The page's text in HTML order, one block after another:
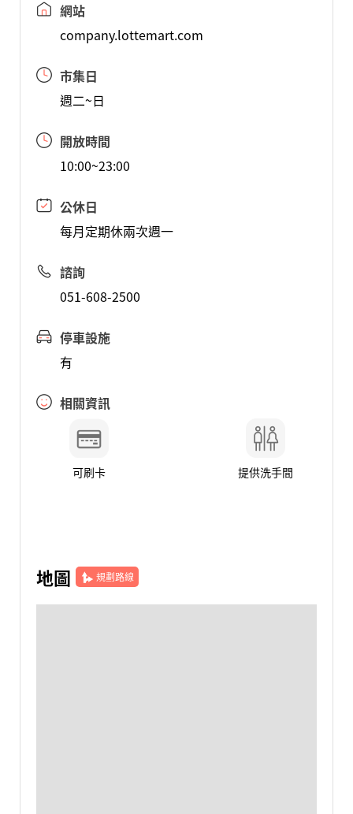
網站
company.lottemart.com
市集日
週二~日
開放時間
10:00~23:00
公休日
每月定期休兩次週一
諮詢
051-608-2500
停車設施
有
相關資訊
可刷卡 提供洗手間
地圖 規劃路線